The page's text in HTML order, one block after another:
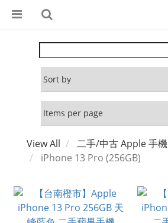
View All
二手/中古 Apple 手機
iPhone 13 Pro (256GB)